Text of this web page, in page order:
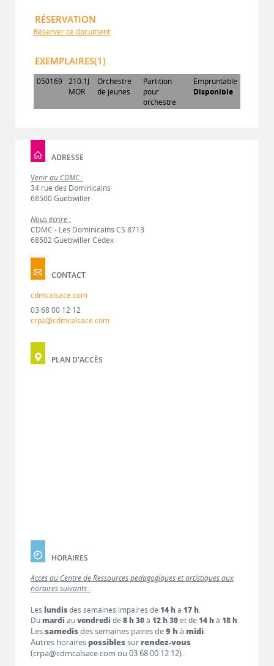
RÉSERVATION
Réserver ce document
EXEMPLAIRES(1)
050169 210.1J
MOR
Orchestre
de jeunes
Partition
pour
orchestre
Empruntable
Disponible
ADRESSE
Venir au CDMC :
34 rue des Dominicains
68500 Guebwiller
Nous écrire :
CDMC - Les Dominicains CS 8713
68502 Guebwiller Cedex
CONTACT
cdmcalsace.com
03 68 00 12 12
crpa@cdmcalsace.com
PLAN D'ACCÈS
HORAIRES
Accès au Centre de Ressources pédagogiques et artistiques aux
horaires suivants :
Les lundisdes semaines impaires de 14 hà 17 h.
Dumardi auvendredi de 8 h 30à 12 h 30et de 14 hà 18 h.
Lessamedisdes semaines paires de9 h à midi.
Autres horaires possiblessur rendez-vous
(crpa@cdmcalsace.com ou 03 68 00 12 12).